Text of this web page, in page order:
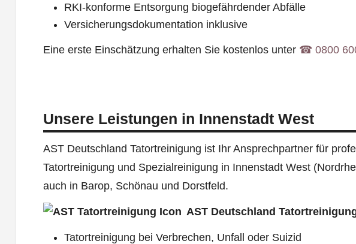
RKI-konforme Entsorgung biogefährdender Abfälle
Versicherungsdokumentation inklusive
Eine erste Einschätzung erhalten Sie kostenlos unter ☎︎ 0800
Unsere Leistungen in Innenstadt West
AST Deutschland Tatortreinigung ist Ihr Ansprechpartner für
Tatortreinigung und Spezialreinigung in Innenstadt West
auch in Barop, Schönau und Dorstfeld.
AST Deutschland
Tatortreinigung bei Verbrechen, Unfall oder Suizid